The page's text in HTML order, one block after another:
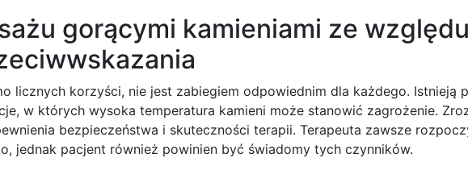
gorącymi kamieniami ze
licznych korzyści, nie jest zabiegiem odpowiednim dla każdego. Istnieją
w których wysoka temperatura kamieni może stanowić zagrożenie.
bezpieczeństwa i skuteczności terapii. Terapeuta zawsze
jednak pacjent również powinien być świadomy tych czynników.